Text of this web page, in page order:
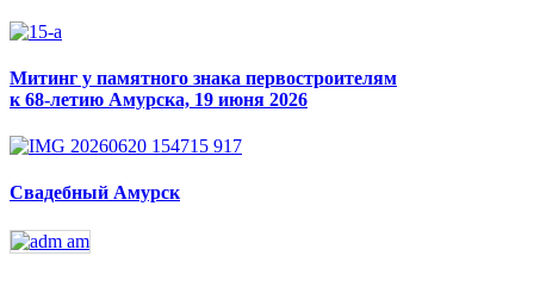
Митинг у памятного знака первостроителям
к 68-летию Амурска, 19 июня 2026
Свадебный Амурск